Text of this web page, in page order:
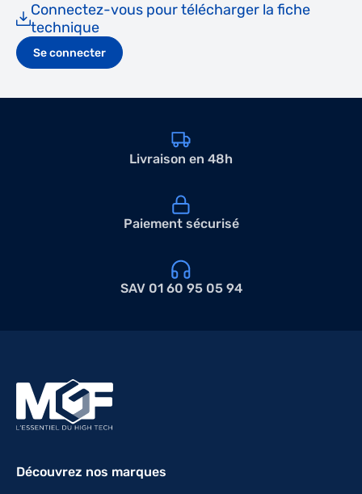
Connectez-vous pour télécharger la fiche
technique
Se connecter
Livraison en 48h
Paiement sécurisé
SAV 01 60 95 05 94
Découvrez nos marques